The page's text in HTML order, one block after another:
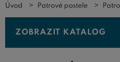
Úvod Patrové postele
ZOBRAZIT KATALOG